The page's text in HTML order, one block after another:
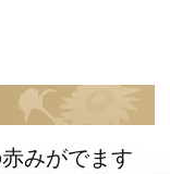
みがでます